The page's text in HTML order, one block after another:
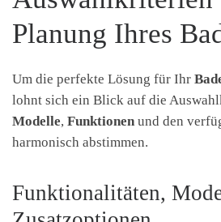
Planung Ihres
Um die perfekte Lösung für Ihr
lohnt sich ein Blick auf die
Modelle, Funktionen und den
harmonisch abstimmen.
Funktionalitäten,